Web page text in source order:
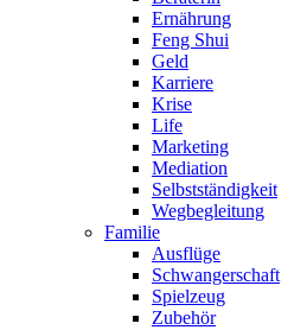
Ernährung
Feng Shui
Geld
Karriere
Krise
Life
Marketing
Mediation
Selbstständigkeit
Wegbegleitung
Familie
Ausflüge
Schwangerschaft
Spielzeug
Zubehör